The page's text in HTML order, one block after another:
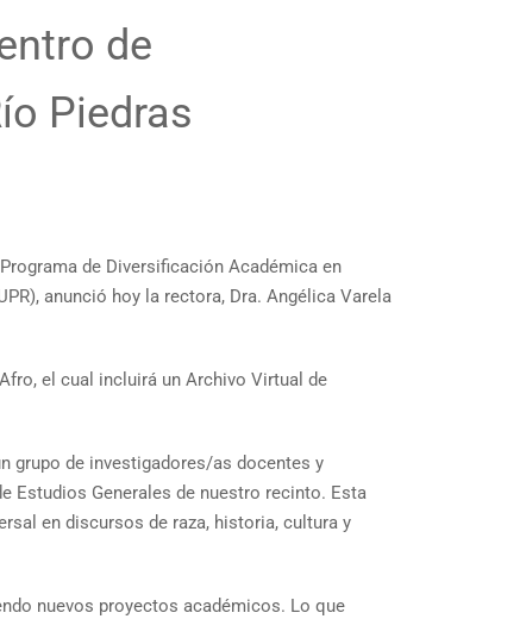
de
Piedras
de Diversificación Académica en
anunció hoy la rectora, Dra. Angélica Varela
el cual incluirá un Archivo Virtual de
grupo de investigadores/as docentes y
Estudios Generales de nuestro recinto. Esta
en discursos de raza, historia, cultura y
nuevos proyectos académicos. Lo que